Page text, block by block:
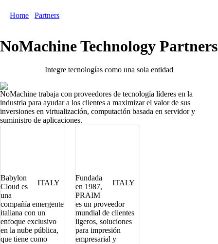
Home Partners
NoMachine Technology Partners
Integre tecnologías como una sola entidad
NoMachine trabaja con proveedores de tecnología líderes en la
industria para ayudar a los clientes a maximizar el valor de sus
inversiones en virtualización, computación basada en servidor y
suministro de aplicaciones.
ITALY
Babylon
Cloud es
una
compañía emergente
italiana con un
enfoque exclusivo
en la nube pública,
que tiene como
ITALY
Fundada
en 1987,
PRAIM
es un proveedor
mundial de clientes
ligeros, soluciones
para impresión
empresarial y